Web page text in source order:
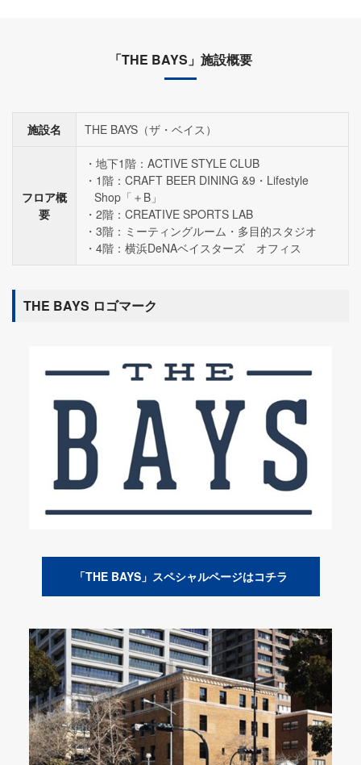
「THE BAYS」施設概要
施設名 THE BAYS（ザ・ベイス）
フロア概
要
地下1階：ACTIVE STYLE CLUB
1階：CRAFT BEER DINING &9・Lifestyle
Shop「＋B」
2階：CREATIVE SPORTS LAB
3階：ミーティングルーム・多目的スタジオ
4階：横浜DeNAベイスターズ オフィス
THE BAYS ロゴマーク
「THE BAYS」スペシャルページはコチラ